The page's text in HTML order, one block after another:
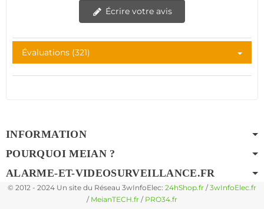
Écrire votre avis
Évaluations (321)
INFORMATION
POURQUOI MEIAN ?
ALARME-ET-VIDEOSURVEILLANCE.FR
© 2012 - 2024 Un site du Réseau 3wInfoElec: 24hShop.fr / 3wInfoElec.fr
/ MeianTECH.fr / PRO34.fr